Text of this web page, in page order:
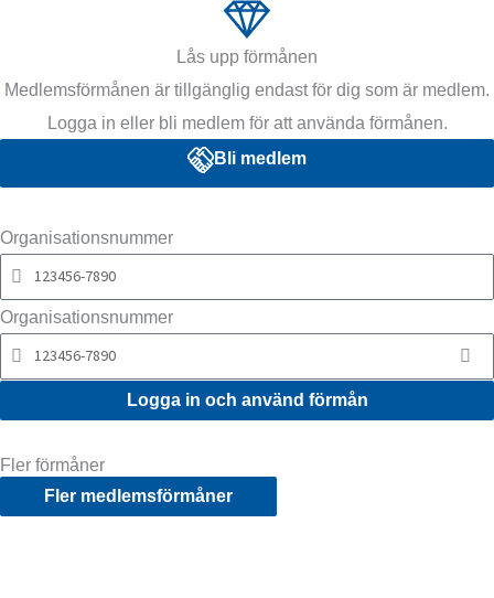
Lås upp förmånen
Medlemsförmånen är tillgänglig endast för dig som är medlem.
Logga in eller bli medlem för att använda förmånen.
Bli medlem
Organisationsnummer
Organisationsnummer
Logga in och använd förmån
Fler förmåner
Fler medlemsförmåner